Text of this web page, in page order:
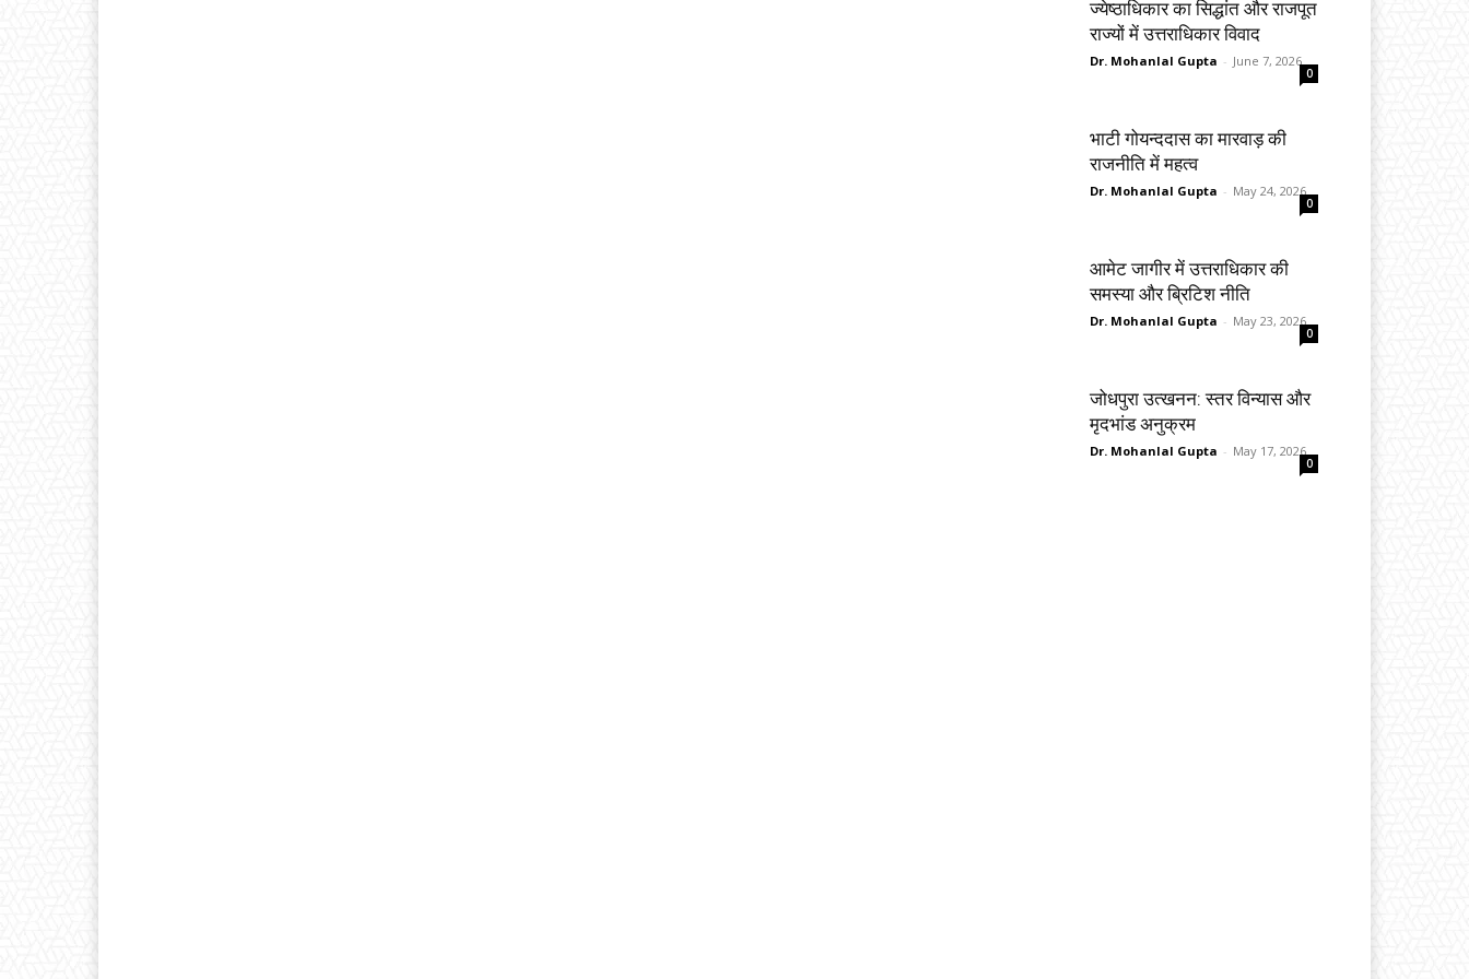
ज्येष्ठाधिकार का सिद्धांत और राजपूत
राज्यों में उत्तराधिकार विवाद
Dr. Mohanlal Gupta - June 7, 2026
0
भाटी गोयन्ददास का मारवाड़ की
राजनीति में महत्व
Dr. Mohanlal Gupta - May 24, 2026
0
आमेट जागीर में उत्तराधिकार की
समस्या और ब्रिटिश नीति
Dr. Mohanlal Gupta - May 23, 2026
0
जोधपुरा उत्खनन: स्तर विन्यास और
मृदभांड अनुक्रम
Dr. Mohanlal Gupta - May 17, 2026
0